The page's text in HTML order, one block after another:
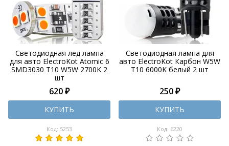
Светодиодная лед лампа
для авто ElectroKot Atomic 6
SMD3030 T10 W5W 2700K 2
шт
620 ₽
КУПИТЬ
Код: 5253
Светодиодная лампа для
авто ElectroKot Карбон W5W
T10 6000K белый 2 шт
250 ₽
КУПИТЬ
Код: 6220